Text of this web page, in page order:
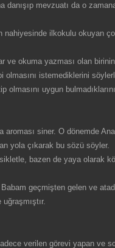
danışıp mevzuatı da o
nahiyesinde ilkokulu okuyan
ve okuma yazması olan
istemediklerini
uygun
siner. O dönemde
yola çıkarak bu sözü söyler.
bazen de yaya olarak
geçmişten gelen ve
verilen görevi yapan ve